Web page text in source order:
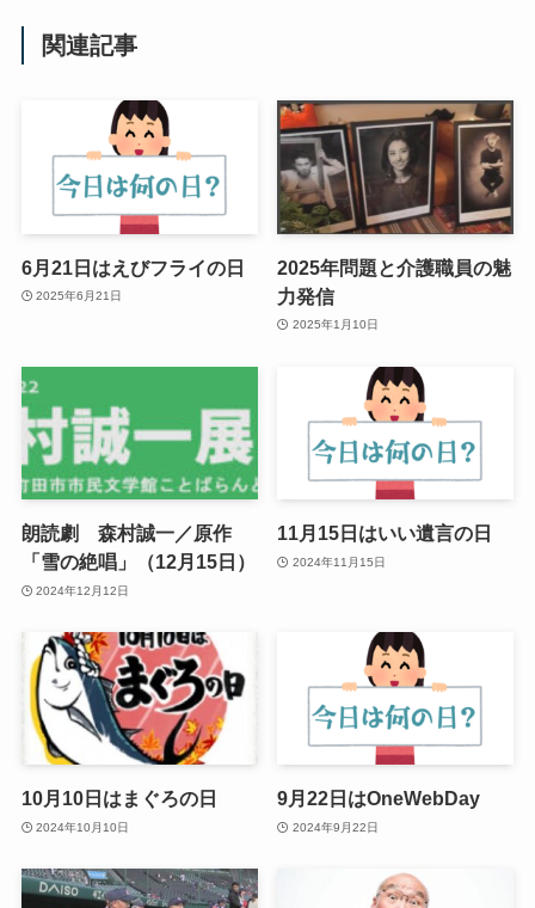
関連記事
6月21日はえびフライの日
2025年6月21日
2025年問題と介護職員の魅
力発信
2025年1月10日
朗読劇 森村誠一／原作
「雪の絶唱」（12月15日）
2024年12月12日
11月15日はいい遺言の日
2024年11月15日
10月10日はまぐろの日
2024年10月10日
9月22日はOneWebDay
2024年9月22日